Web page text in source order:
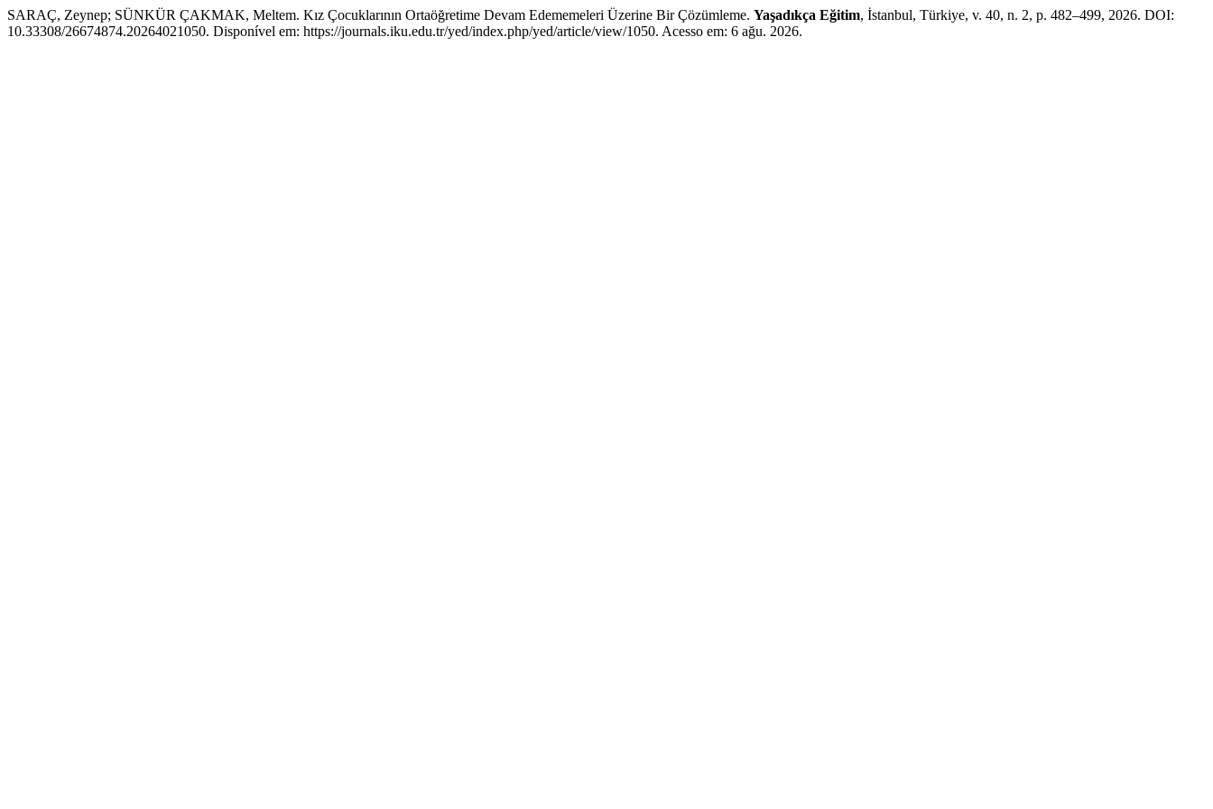
SARAÇ, Zeynep; SÜNKÜR ÇAKMAK, Meltem. Kız Çocuklarının Ortaöğretime Devam Edememeleri Üzerine Bir Çözümleme. Yaşadıkça Eğitim, İstanbul, Türkiye, v. 40, n. 2, p. 482–499, 2026. DOI:
10.33308/26674874.20264021050. Disponível em: https://journals.iku.edu.tr/yed/index.php/yed/article/view/1050. Acesso em: 6 ağu. 2026.